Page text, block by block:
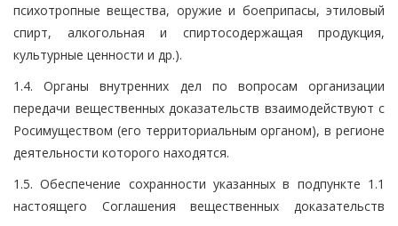
психотропные вещества, оружие и боеприпасы, этиловый
спирт, алкогольная и спиртосодержащая продукция,
культурные ценности и др.).
1.4. Органы внутренних дел по вопросам организации
передачи вещественных доказательств взаимодействуют с
Росимуществом (его территориальным органом), в регионе
деятельности которого находятся.
1.5. Обеспечение сохранности указанных в подпункте 1.1
настоящего Соглашения вещественных доказательств